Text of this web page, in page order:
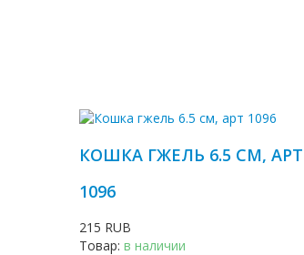
КОШКА ГЖЕЛЬ 6.5 СМ, АРТ
1096
215 RUB
Товар: в наличии